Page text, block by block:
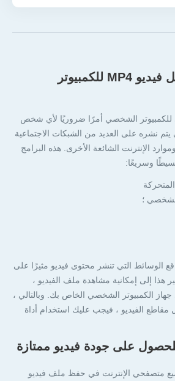
أفضل برنامج تنزيل فيديو MP4 للكمبيوتر
للكمبيوتر الشخصي أمرًا ضروريًا لأي شخص
يتم نشره على العديد من الشبكات الاجتماعية
الإنترنت الشائعة الأخرى. هذه البرامج
وسريعًا:
؛
الوسائط التي تنشر محتوى فيديو مثيرًا على
هذا إلى إمكانية مشاهدة ملف الفيديو ،
الكمبيوتر الشخصي الخاص بك. وبالتالي ،
مقاطع الفيديو ، فيجب عليك استخدام أداة
متصفحي الإنترنت في حفظ ملف فيديو